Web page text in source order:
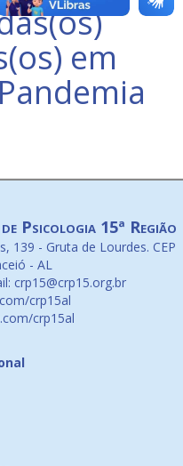
em
Psicologia 15ª Região
139 - Gruta de Lourdes. CEP
- AL
crp15@crp15.org.br
crp15al
crp15al